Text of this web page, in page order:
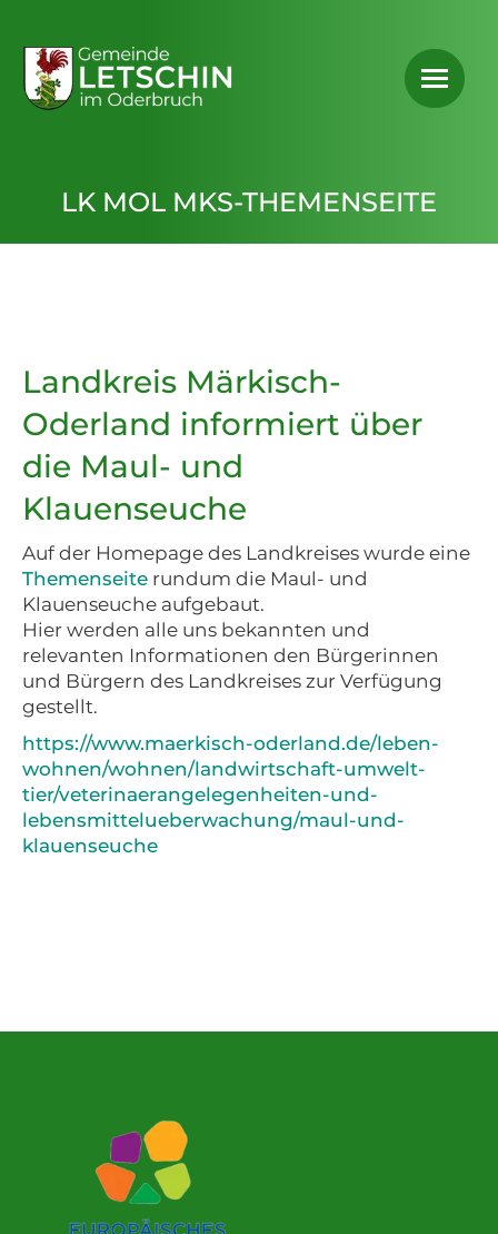
LK MOL MKS-THEMENSEITE
Landkreis Märkisch-
Oderland informiert über
die Maul- und
Klauenseuche
Auf der Homepage des Landkreises wurde eine
Themenseite rundum die Maul- und
Klauenseuche aufgebaut.
Hier werden alle uns bekannten und
relevanten Informationen den Bürgerinnen
und Bürgern des Landkreises zur Verfügung
gestellt.
https://www.maerkisch-oderland.de/leben-
wohnen/wohnen/landwirtschaft-umwelt-
tier/veterinaerangelegenheiten-und-
lebensmittelueberwachung/maul-und-
klauenseuche